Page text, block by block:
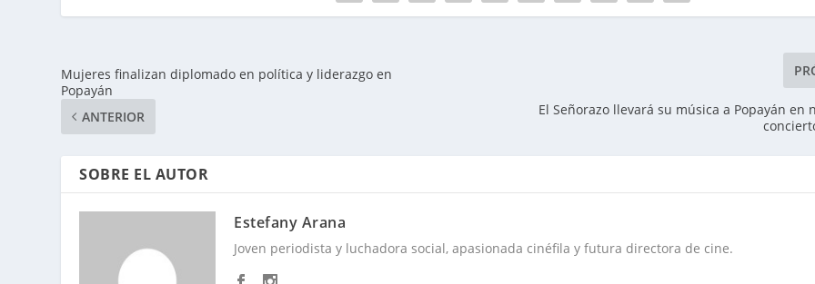
Mujeres finalizan diplomado en política y liderazgo en
Popayán
ANTERIOR
El Señorazo llevará su música a Popayán en
SOBRE EL AUTOR
Estefany Arana
Joven periodista y luchadora social, apasionada cinéfila y futura directora de cine.